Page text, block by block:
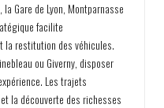
Gare de Lyon, Montparnasse
facilite
la restitution des véhicules.
ou Giverny, disposer
Les trajets
la découverte des richesses